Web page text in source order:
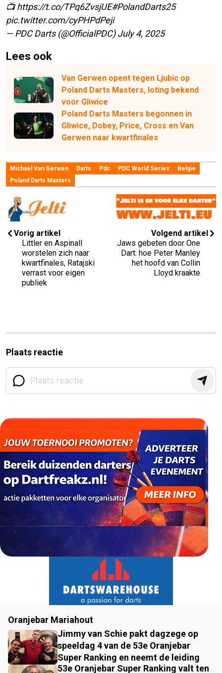
📺https://t.co/TPq6ZvsjUE#PolandDarts25
pic.twitter.com/cyPHPdPeji
— PDC Darts (@OfficialPDC)July 4, 2025
Lees ook
Van Gerwen opent tegen Ljubic op
Poland Darts Masters, loting bekend
voor Gliwice
Poland Darts Masters begonnen in
Gliwice, Dobey, Price, Cross en Van
Gerwen naar kwartfinales
Michael Van Gerwen Darts Pdc PDC World Series
Belgie
Poland Darts Masters
Vorig artikel
Littler en Aspinall
worstelen zich naar
kwartfinales, Ratajski
verrast voor eigen
publiek
Volgend artikel
Jaws gebeten door One
Dart: hoe Peter Manley
het hoofd van Collin
Lloyd kraakte
Plaats reactie
Oranjebar Mariahout
Jimmy van Schie pakt dagzege op
speeldag 4 van de 53e Oranjebar
Super Ranking en neemt de leiding
53e Oranjebar Super Ranking valt ten